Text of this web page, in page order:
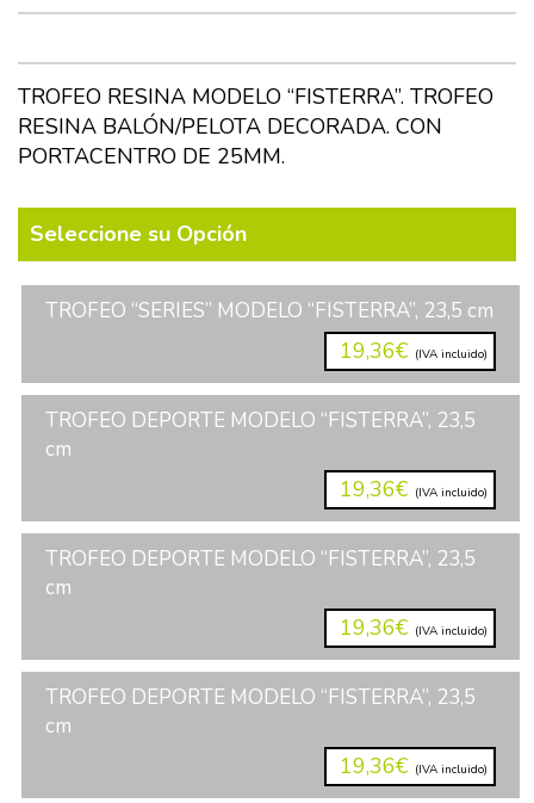
TROFEO RESINA MODELO “FISTERRA”. TROFEO
RESINA BALÓN/PELOTA DECORADA. CON
PORTACENTRO DE 25MM.
Seleccione su Opción
TROFEO “SERIES” MODELO “FISTERRA”, 23,5 cm
19,36€ (IVA incluido)
TROFEO DEPORTE MODELO “FISTERRA”, 23,5
cm
19,36€ (IVA incluido)
TROFEO DEPORTE MODELO “FISTERRA”, 23,5
cm
19,36€ (IVA incluido)
TROFEO DEPORTE MODELO “FISTERRA”, 23,5
cm
19,36€ (IVA incluido)